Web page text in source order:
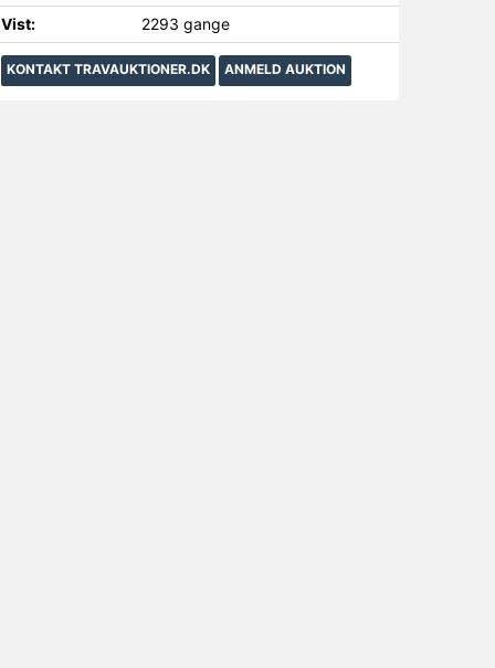
Vist:
2293 gange
KONTAKT TRAVAUKTIONER.DK ANMELD AUKTION